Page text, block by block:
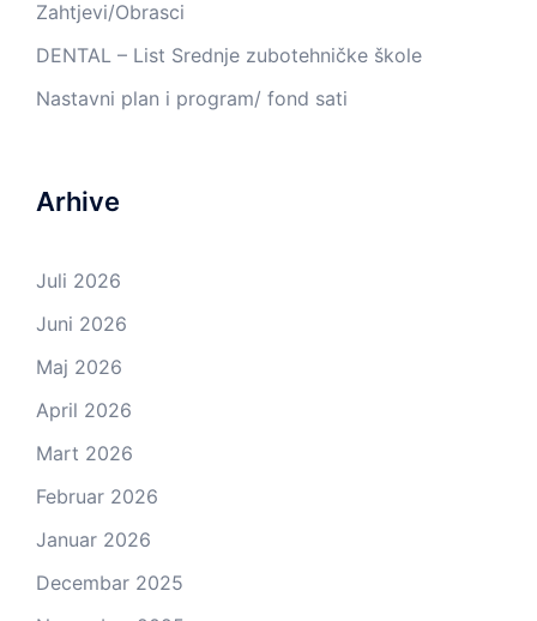
Zahtjevi/Obrasci
DENTAL – List Srednje zubotehničke škole
Nastavni plan i program/ fond sati
Arhive
Juli 2026
Juni 2026
Maj 2026
April 2026
Mart 2026
Februar 2026
Januar 2026
Decembar 2025